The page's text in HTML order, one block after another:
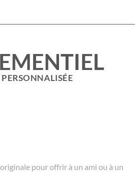
pour offrir à un ami ou à un